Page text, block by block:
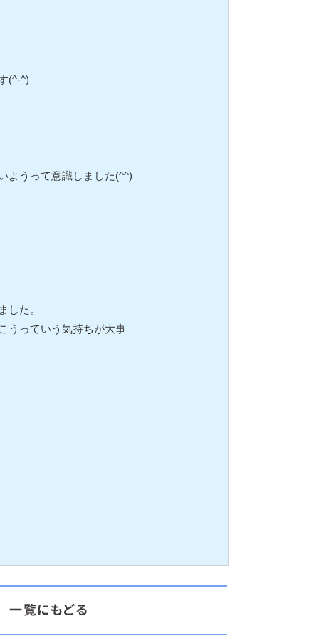
(^-^)
ようって意識しました(^^)
した。
うっていう気持ちが大事